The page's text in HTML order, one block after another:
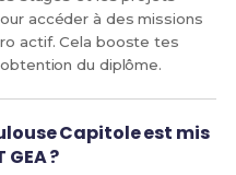
accéder à des missions
actif. Cela booste tes
du diplôme.
Capitole est mis
?